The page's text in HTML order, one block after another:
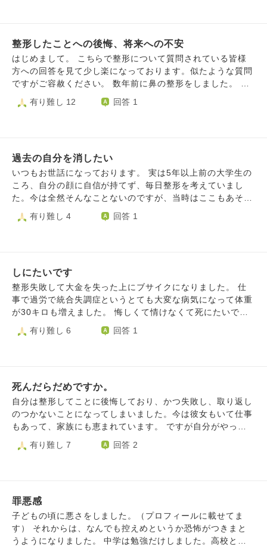
善は難しいとのことで絶望的な気持ちです。 自分の歯をこ
れからも残したくて、より良く生きたくて受けた手術なの
に、今は鏡を見ては前の顔に戻りたい、手術をする前に戻り
たいと後悔の思いで胸が苦しくなり、喉が塞がる息苦しさで
がストレスで楽しめなくなりました。 1日1日を生きること
ダメになってしまうと思い、心療内科に行き薬を服用するよ
うになりましたが、どうしても後悔の思いから抜け出せず、
仕事も手付かず、家族にも笑顔を向けることができません。
そんな私と一緒にいることで、家族もだんだんしんどくなっ
てきています。 家族と以前のように笑顔で過ごしたい、楽
しい思い出を作ろうと思えるようになりたいです。 今のま
のでしょうか。 後遺症を受け入れて、これからの人生を楽
しめるようになるにはどうしたらよいのか。
も不安な思いもして、大金を払って、本当にこの決断は正し
かったか自信が持てません。 でもどんな顔になったとして
も、二度とあんな痛くて怖い思いをして整形などしたくない
し、この顔で生きていこうと思っています。 親や周囲はコ
断を尊重してくれました。 前のままでも愛してくれた人は
ん。 この気持ちは一生ついて回ってしまうと思います。 取
り返しのつかないことへの向き合い方について、ご助言頂け
ますでしょうか。
整形したことへの後悔、将来への不安
はじめまして。 こちらで整形について質問されている皆様
方への回答を見て少し楽になっております。似たような質問
ですがご容赦ください。 数年前に鼻の整形をしました。 容
姿に全く自信がなく、人生がうまくいかないことを見た目の
せいにしている自分が嫌で、死ぬくらいなら整形しようと決
と炎症しているのではないか、 色々調べていくうちに、自
分がしたのは難しい手術で修正地獄に陥っている人が多い、
5年後10年後に鼻が変形している人もいる、と知り不安で仕
方がありません。 執刀医には全て取ることもできると言わ
分で調べて知りました。今のままでいるのも、再度手術する
しれません。 あれだけ覚悟してしたはずの整形に後悔して
いる自分が情けないです。 周りにはオープンにしていて家
族や彼も友人も支えてくれています。こんなにウジウジして
いる自分で申し訳ないです。今のままではいつか彼にも見放
ずれは形が崩れることや炎症などのリスクを覚悟して、再手
ません…。 どうにか前向きになり、周りの人たちとの貴重
な時間を明るく生きていける自分になりたいです。 長文駄
文失礼しました。 なにかお言葉いただけると嬉しいです。
有り難し 12 回答 1
過去の自分を消したい
いつもお世話になっております。 実は5年以上前の大学生の
ころ、自分の顔に自信が持てず、毎日整形を考えていまし
た。今は全然そんなことないのですが、当時はここもあそこ
も整形したい、そのためにはお金を貯めなきゃ、とそればか
り異常なほどに顔に執着していました。 整形をするため
お茶をのむだけ、というメリットに惹かれてしまいました。
ただ、何かのトラブルに巻き込まれたらどうしよう、とすぐ
怖くなり、誰とも会わずに退会しました。 ですが今になっ
て当時のことをとても後悔しています。私は本来は、身体は
という考えが頭から離れません。 大好きな夫は、私の性根
辛いです。
有り難し 4 回答 1
しにたいです
整形失敗して大金を失った上にブサイクになりました。 仕
事で過労で統合失調症というとても大変な病気になって体重
が30キロも増えました。 悔しくて情けなくて死にたいで
せん。 頭おかしくなりそうです。 ほんと死んでしまいたい
有り難し 6 回答 1
死んだらだめですか。
自分は整形してことに後悔しており、かつ失敗し、取り返し
のつかないことになってしまいました。今は彼女もいて仕事
もあって、家族にも恵まれています。 ですが自分がやって
しまい、見た目が悪く老けた印象になってしまい、本当に毎
日死にたいです。 鬱状態になり仕事にも行きたくないし、
か、このまま頑張るかの2択だと思います。ですがどちらも
辛いです。どうなっても、何をしても辛い時は死んでもいい
と思うのですがどう思いますか？助かる方法なんてありませ
ん。 誰かが悲しむとかそう言った回答はいりません。死ぬ
有り難し 7 回答 2
罪悪感
子どもの頃に悪さをしました。（プロフィールに載せてま
す） それからは、なんでも控えめというか恐怖がつきまと
うようになりました。 中学は勉強だけしました。高校と大